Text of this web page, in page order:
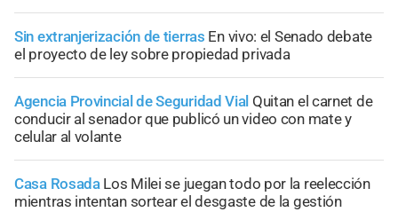
Sin extranjerización de tierras En vivo: el Senado debate
el proyecto de ley sobre propiedad privada
Agencia Provincial de Seguridad Vial Quitan el carnet de
conducir al senador que publicó un video con mate y
celular al volante
Casa Rosada Los Milei se juegan todo por la reelección
mientras intentan sortear el desgaste de la gestión